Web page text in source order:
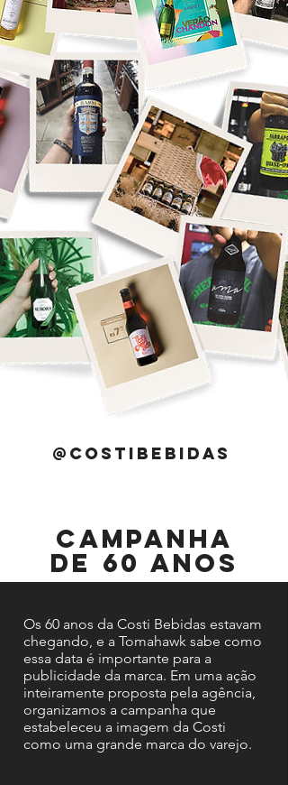
@costibebidas
Campanha
de 60 anos
Os 60 anos da Costi Bebidas estavam
chegando, e a Tomahawk sabe como
essa data é importante para a
publicidade da marca. Em uma ação
inteiramente proposta pela agência,
organizamos a campanha que
estabeleceu a imagem da Costi
como uma grande marca do varejo.